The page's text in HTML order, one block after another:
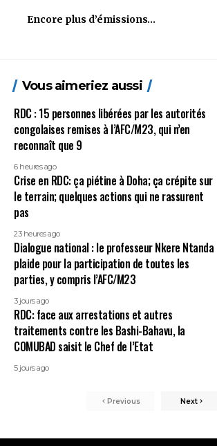
Encore plus d’émissions…
Vous aimeriez aussi
RDC : 15 personnes libérées par les autorités
congolaises remises à l’AFC/M23, qui n’en
reconnaît que 9
6 heures ago
Crise en RDC: ça piétine à Doha; ça crépite sur
le terrain; quelques actions qui ne rassurent
pas
23 heures ago
Dialogue national : le professeur Nkere Ntanda
plaide pour la participation de toutes les
parties, y compris l’AFC/M23
3 jours ago
RDC: face aux arrestations et autres
traitements contre les Bashi-Bahavu, la
COMUBAD saisit le Chef de l’Etat
5 jours ago
Previous Next